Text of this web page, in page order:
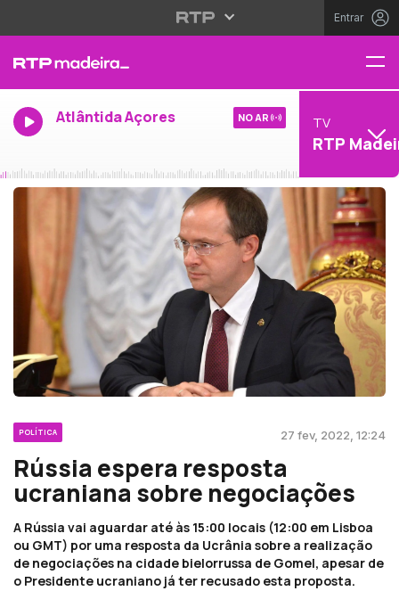
Entrar
Atlântida Açores NO AR TV
RTP
POLÍTICA 27 fev, 2022, 12:24
Rússia espera resposta
ucraniana sobre negociações
A Rússia vai aguardar até às 15:00 locais (12:00 em Lisboa
ou GMT) por uma resposta da Ucrânia sobre a realização
de negociações na cidade bielorrussa de Gomel, apesar de
o Presidente ucraniano já ter recusado esta proposta.